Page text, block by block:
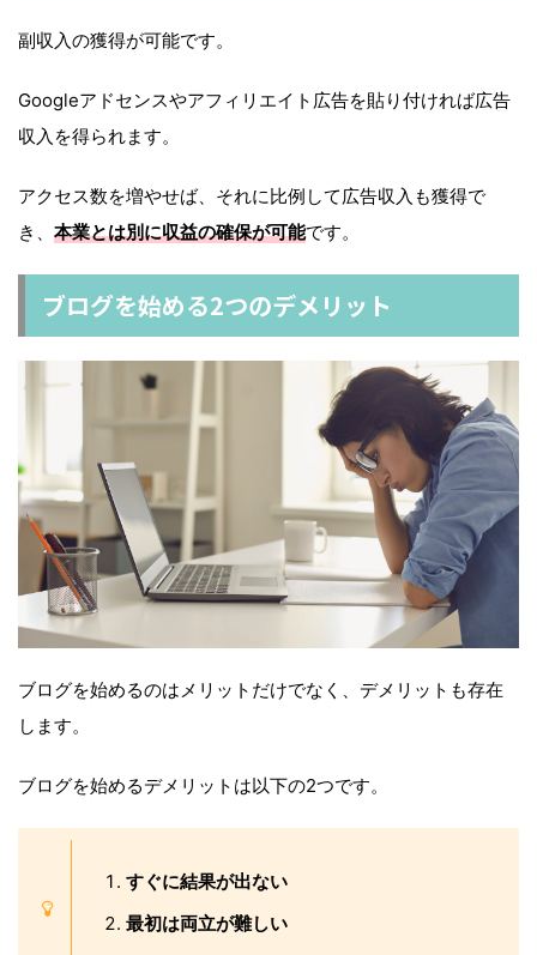
副収入の獲得が可能です。
Googleアドセンスやアフィリエイト広告を貼り付ければ広告
収入を得られます。
アクセス数を増やせば、それに比例して広告収入も獲得で
き、 本業とは別に収益の確保が可能です。
ブログを始める2つのデメリット
ブログを始めるのはメリットだけでなく、デメリットも存在
します。
ブログを始めるデメリットは以下の2つです。
すぐに結果が出ない
最初は両立が難しい